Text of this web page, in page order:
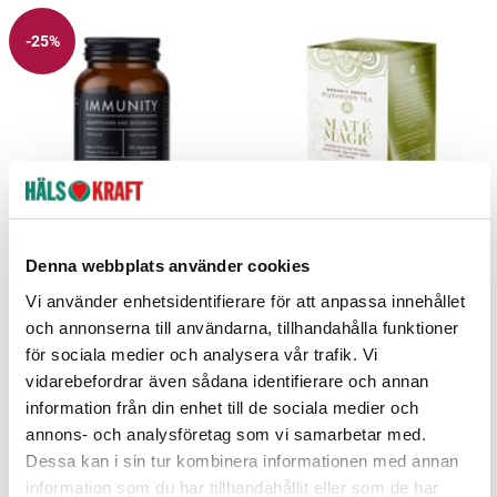
Denna webbplats använder cookies
Vi använder enhetsidentifierare för att anpassa innehållet
och annonserna till användarna, tillhandahålla funktioner
för sociala medier och analysera vår trafik. Vi
vidarebefordrar även sådana identifierare och annan
information från din enhet till de sociala medier och
annons- och analysföretag som vi samarbetar med.
Dessa kan i sin tur kombinera informationen med annan
information som du har tillhandahållit eller som de har
-25%
Kiki Health
Current price:227 krPrevious price :302 kr
227 kr 302 kr
(yerba maté) 29g
Rå Hygge
Pris:75 kr
75 kr